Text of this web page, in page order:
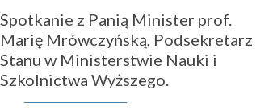
Spotkanie z Panią Minister prof.
Marię Mrówczyńską, Podsekretarz
Stanu w Ministerstwie Nauki i
Szkolnictwa Wyższego.